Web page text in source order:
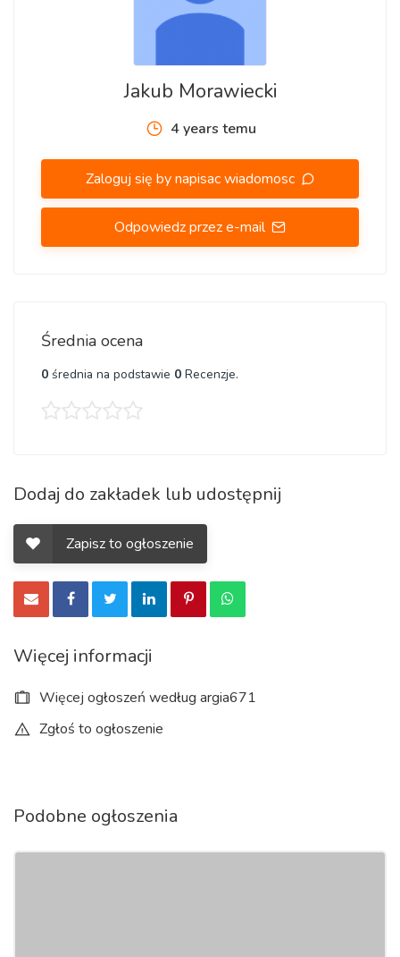
Jakub Morawiecki
4 years temu
Zaloguj się by napisac wiadomosc
Odpowiedz przez e-mail
Średnia ocena
0 średnia na podstawie 0 Recenzje.
Dodaj do zakładek lub udostępnij
Zapisz to ogłoszenie
Więcej informacji
Więcej ogłoszeń według argia671
Zgłoś to ogłoszenie
Podobne ogłoszenia